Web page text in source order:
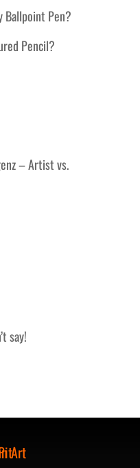
Ballpoint Pen?
Pencil?
– Artist vs.
say!